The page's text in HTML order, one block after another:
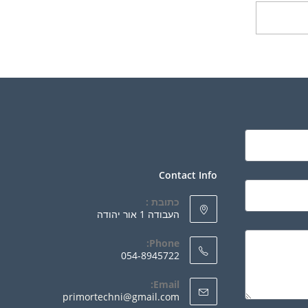
Contact Info
כתובת :
העבודה 1 אור יהודה
Phone:
054-8945722
Email:
primortechni@gmail.com